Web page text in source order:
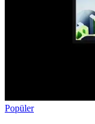
Popüler